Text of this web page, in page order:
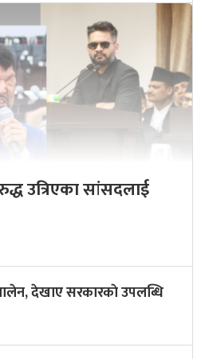
उत्रिएका सांसदलाई
बालेन, देखाए सरकारकाे उपलब्धि